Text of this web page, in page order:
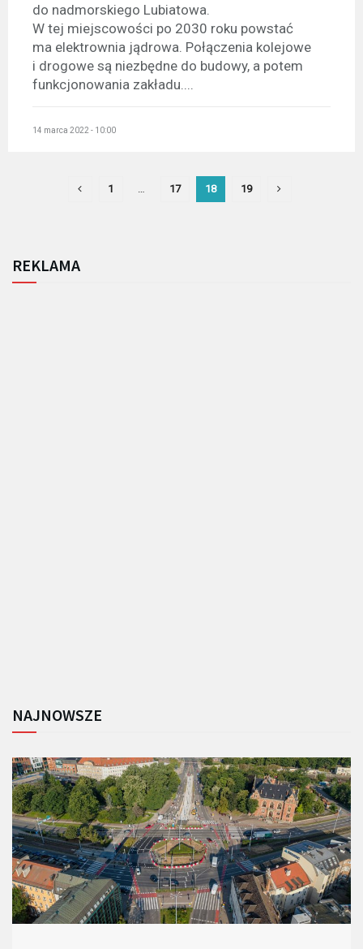
do nadmorskiego Lubiatowa.
W tej miejscowości po 2030 roku powstać
ma elektrownia jądrowa. Połączenia kolejowe
i drogowe są niezbędne do budowy, a potem
funkcjonowania zakładu....
14 marca 2022 - 10:00
1 … 17 18 19
REKLAMA
NAJNOWSZE